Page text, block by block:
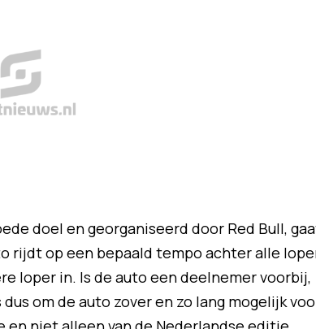
doel en georganiseerd door Red Bull,
rijdt op een bepaald tempo achter alle
loper in. Is de auto een deelnemer voorbij,
om de auto zover en zo lang mogelijk